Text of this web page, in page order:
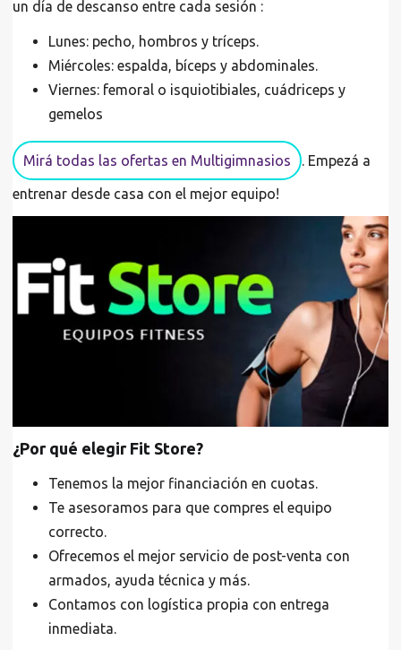
un día de descanso entre cada sesión :
Lunes: pecho, hombros y tríceps.
Miércoles: espalda, bíceps y abdominales.
Viernes: femoral o isquiotibiales, cuádriceps y
gemelos
Mirá todas las ofertas en Multigimnasios . Empezá a
entrenar desde casa con el mejor equipo!
¿Por qué elegir Fit Store?
Tenemos la mejor financiación en cuotas.
Te asesoramos para que compres el equipo
correcto.
Ofrecemos el mejor servicio de post-venta con
armados, ayuda técnica y más.
Contamos con logística propia con entrega
inmediata.